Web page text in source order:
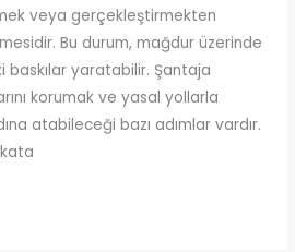
veya gerçekleştirmekten
Bu durum, mağdur üzerinde
baskılar yaratabilir. Şantaja
korumak ve yasal yollarla
atabileceği bazı adımlar vardır.